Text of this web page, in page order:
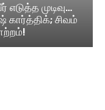
முடிவு…
கார்த்திக்; சிவம்